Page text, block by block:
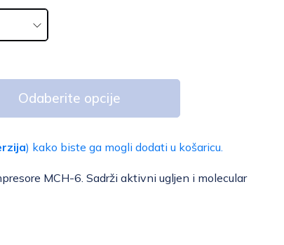
Odaberite opcije
) kako biste ga mogli dodati u košaricu.
MCH-6. Sadrži aktivni ugljen i molecular